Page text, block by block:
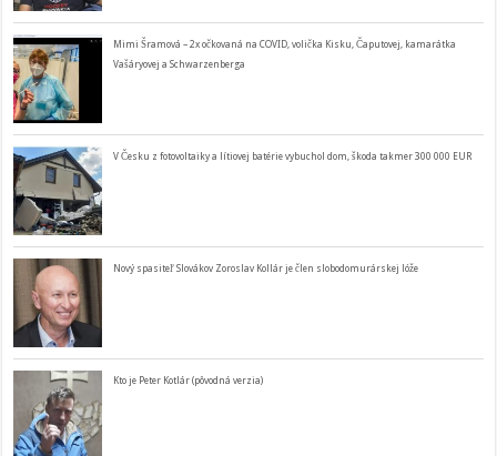
Mimi Šramová – 2x očkovaná na COVID, volička Kisku, Čaputovej, kamarátka
Vašáryovej a Schwarzenberga
V Česku z fotovoltaiky a lítiovej batérie vybuchol dom, škoda takmer 300 000 EUR
Nový spasiteľ Slovákov Zoroslav Kollár je člen slobodomurárskej lóže
Kto je Peter Kotlár (pôvodná verzia)